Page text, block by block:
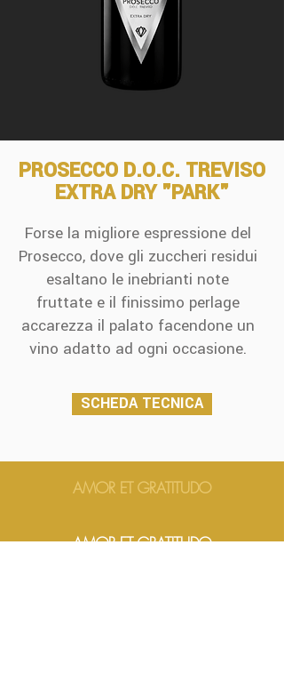
PROSECCO D.O.C. TREVISO
EXTRA DRY "PARK"
Forse la migliore espressione del
Prosecco, dove gli zuccheri residui
esaltano le inebrianti note
fruttate e il finissimo perlage
accarezza il palato facendone un
vino adatto ad ogni occasione.
SCHEDA TECNICA
AMOR ET GRATITUDO
AMOR ET GRATITUDO